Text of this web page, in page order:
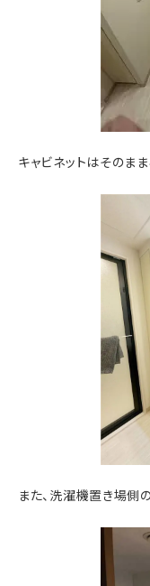
キャビネットはそのま
また、洗濯機置き場側